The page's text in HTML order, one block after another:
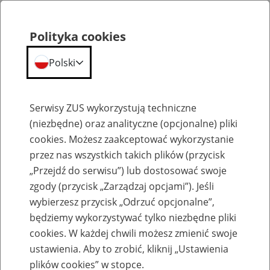
Komunikaty
Komunikat Prezesa Zakładu Ubezpieczeń
Społecznych z dnia 11 marca 2025 r. w
Polityka cookies
Polski
Serwisy ZUS wykorzystują techniczne
(niezbędne) oraz analityczne (opcjonalne) pliki
cookies. Możesz zaakceptować wykorzystanie
przez nas wszystkich takich plików (przycisk
„Przejdź do serwisu”) lub dostosować swoje
zgody (przycisk „Zarządzaj opcjami”). Jeśli
wybierzesz przycisk „Odrzuć opcjonalne”,
będziemy wykorzystywać tylko niezbędne pliki
cookies. W każdej chwili możesz zmienić swoje
ustawienia. Aby to zrobić, kliknij „Ustawienia
plików cookies” w stopce.